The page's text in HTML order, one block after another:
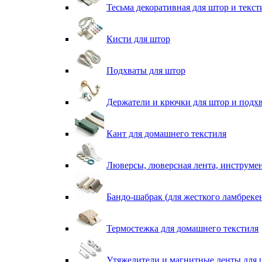
Тесьма декоративная для штор и
Кисти для штор
Подхваты для штор
Держатели и крючки для штор и
Кант для домашнего текстиля
Люверсы, люверсная лента,
Бандо-шабрак (для жесткого
Термостежка для домашнего текстиля
Утяжелители и магнитные ленты для